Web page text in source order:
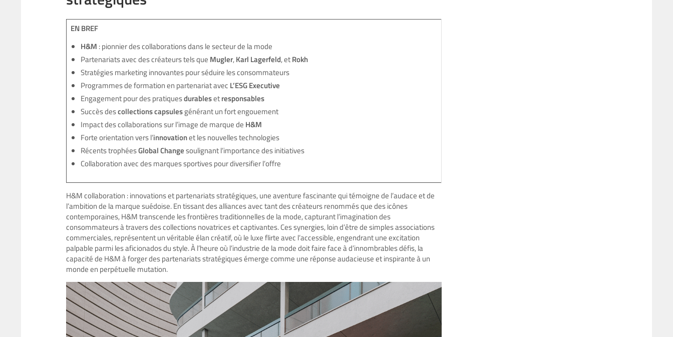
EN BREF
H&M : pionnier des collaborations dans le secteur de la mode
Partenariats avec des créateurs tels que Mugler,Karl Lagerfeld, etRokh
Stratégies marketing innovantes pour séduire les consommateurs
Programmes de formation en partenariat avec L’ESG Executive
Engagement pour des pratiquesdurablesetresponsables
Succès descollections capsulesgénérant un fort engouement
Impact des collaborations sur l’image de marque de H&M
Forte orientation vers l’innovationet les nouvelles technologies
Récents trophéesGlobal Changesoulignant l’importance des initiatives
Collaboration avec des marques sportives pour diversifier l’offre
H&M collaboration : innovations et partenariats stratégiques, une aventure fascinante qui témoigne de l’audace et de
l’ambition de la marque suédoise. En tissant des alliances avec tant des créateurs renommés que des icônes
contemporaines, H&M transcende les frontières traditionnelles de la mode, capturant l’imagination des
consommateurs à travers des collections novatrices et captivantes. Ces synergies, loin d’être de simples associations
commerciales, représentent un véritable élan créatif, où le luxe flirte avec l’accessible, engendrant une excitation
palpable parmi les aficionados du style. À l’heure où l’industrie de la mode doit faire face à d’innombrables défis, la
capacité de H&M à forger des partenariats stratégiques émerge comme une réponse audacieuse et inspirante à un
monde en perpétuelle mutation.